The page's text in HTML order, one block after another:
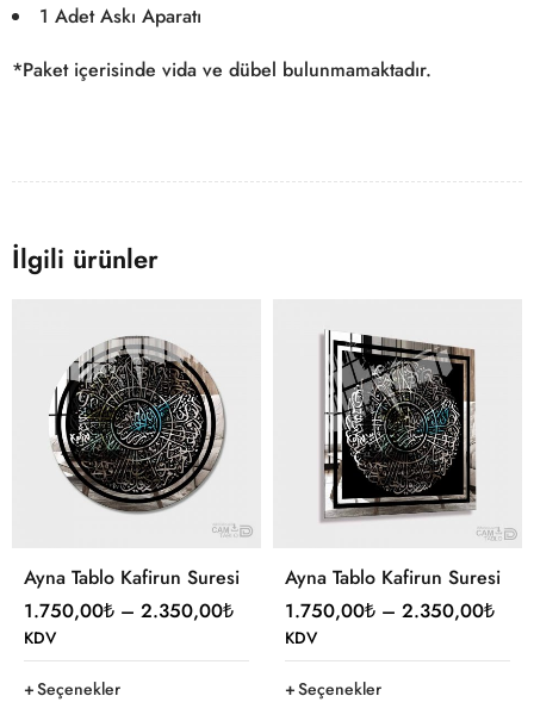
1 Adet Askı Aparatı
*Paket içerisinde vida ve dübel bulunmamaktadır.
İlgili ürünler
Ayna Tablo Kafirun Suresi
1.750,00₺ – 2.350,00₺
KDV
Seçenekler
Ayna Tablo Kafirun Suresi
1.750,00₺ – 2.350,00₺
KDV
Seçenekler